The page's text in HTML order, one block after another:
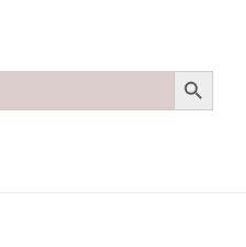
Search Button